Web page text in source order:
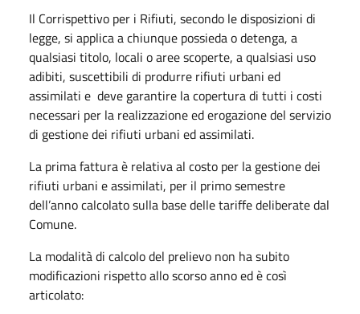
Il Corrispettivo per i Rifiuti, secondo le disposizioni di
legge, si applica a chiunque possieda o detenga, a
qualsiasi titolo, locali o aree scoperte, a qualsiasi uso
adibiti, suscettibili di produrre rifiuti urbani ed
assimilati e deve garantire la copertura di tutti i costi
necessari per la realizzazione ed erogazione del servizio
di gestione dei rifiuti urbani ed assimilati.
La prima fattura è relativa al costo per la gestione dei
rifiuti urbani e assimilati, per il primo semestre
dell’anno calcolato sulla base delle tariffe deliberate dal
Comune.
La modalità di calcolo del prelievo non ha subito
modificazioni rispetto allo scorso anno ed è così
articolato: